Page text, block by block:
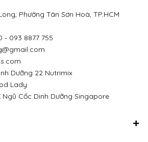
Phường Tân Sơn Hoà, TP.HCM
- 093 8877 755
Dưỡng 22 Nutrimix
Lady
Ngũ Cốc Dinh Dưỡng Singapore